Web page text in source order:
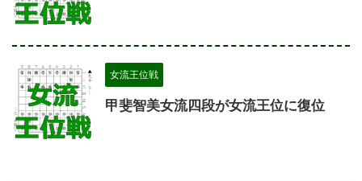
女流王位戦
甲斐智美女流四段が女流王位に復位